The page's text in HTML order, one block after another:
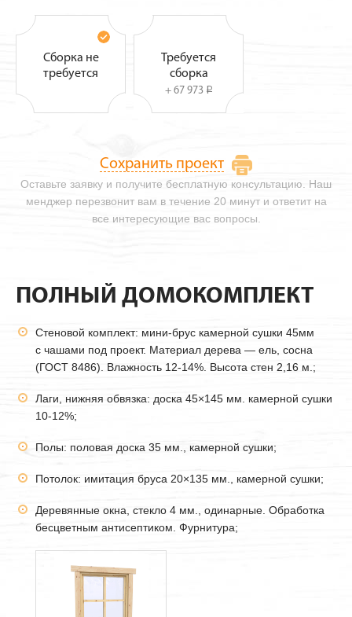
Сборка не
требуется
Требуется
сборка
+ 67 973 i
Оставьте заявку и получите бесплатную консультацию. Наш
менджер перезвонит вам в течение 20 минут и ответит на
все интересующие вас вопросы.
Сохранить проект
ПОЛНЫЙ ДОМОКОМПЛЕКТ
Стеновой комплект: мини-брус камерной сушки 45мм
с чашами под проект. Материал дерева — ель, сосна
(ГОСТ 8486). Влажность 12-14%. Высота стен 2,16 м.;
Лаги, нижняя обвязка: доска 45×145 мм. камерной сушки
10-12%;
Полы: половая доска 35 мм., камерной сушки;
Потолок: имитация бруса 20×135 мм., камерной сушки;
Деревянные окна, стекло 4 мм., одинарные. Обработка
бесцветным антисептиком. Фурнитура;